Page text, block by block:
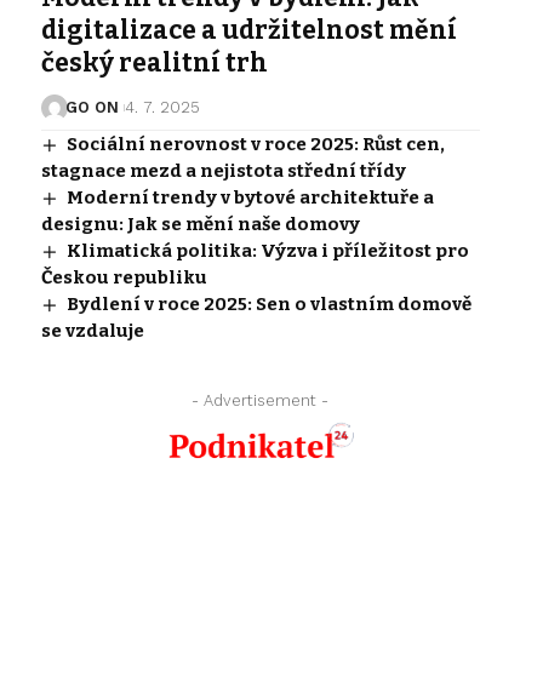
digitalizace a udržitelnost mění
český realitní trh
GO ON 4. 7. 2025
Sociální nerovnost v roce 2025: Růst cen,
stagnace mezd a nejistota střední třídy
Moderní trendy v bytové architektuře a
designu: Jak se mění naše domovy
Klimatická politika: Výzva i příležitost pro
Českou republiku
Bydlení v roce 2025: Sen o vlastním domově
se vzdaluje
- Advertisement -